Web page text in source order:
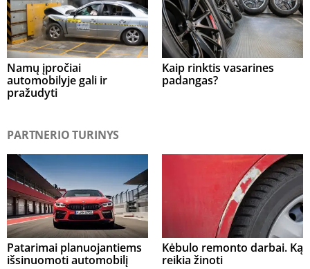
Namų įpročiai
automobilyje gali ir
pražudyti
Kaip rinktis vasarines
padangas?
PARTNERIO TURINYS
Patarimai planuojantiems
išsinuomoti automobilį
Kėbulo remonto darbai. Ką
reikia žinoti